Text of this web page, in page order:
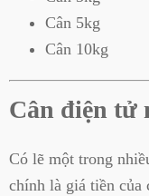
Cân 5kg
Cân 10kg
Cân điện tử
Có lẽ một trong
chính là giá tiền của